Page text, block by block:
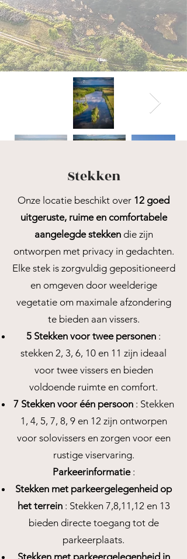
Stekken
Onze locatie beschikt over 12 goed
uitgeruste, ruime en comfortabele
aangelegde stekkendie zijn
ontworpen met privacy in gedachten.
Elke stek is zorgvuldig gepositioneerd
en omgeven door weelderige
vegetatie om maximale afzondering
te bieden aan vissers.
5 Stekken voor twee personen :
stekken 2, 3, 6, 10 en 11 zijn ideaal
voor twee vissers en bieden
voldoende ruimte en comfort.
7 Stekken voor één persoon: Stekken
1, 4, 5, 7, 8, 9 en 12 zijn ontworpen
voor solovissers en zorgen voor een
rustige viservaring.
Parkeerinformatie:
Stekken met parkeergelegenheid op
het terrein: Stekken 7,8,11,12 en 13
bieden directe toegang tot de
parkeerplaats.
Stekken met parkeergelegenheid in